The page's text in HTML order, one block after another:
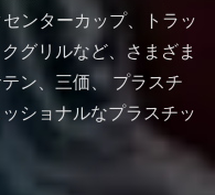
ンターカップ、トラッ
グリルなど、さまざま
ン、三価、 プラスチ
ショナルなプラスチッ